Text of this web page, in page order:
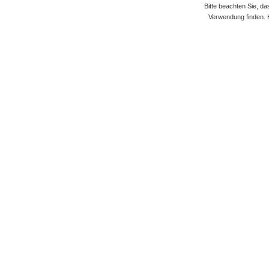
Bitte beachten Sie,
Verwendung finden.